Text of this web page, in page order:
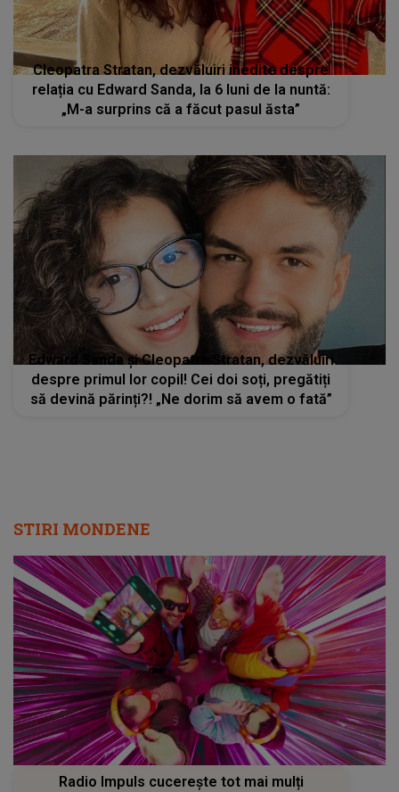
Cleopatra Stratan, dezvăluiri inedite despre
relația cu Edward Sanda, la 6 luni de la nuntă:
„M-a surprins că a făcut pasul ăsta”
Edward Sanda și Cleopatra Stratan, dezvăluiri
despre primul lor copil! Cei doi soți, pregătiți
să devină părinți?! „Ne dorim să avem o fată”
STIRI MONDENE
Radio Impuls cucerește tot mai mulți